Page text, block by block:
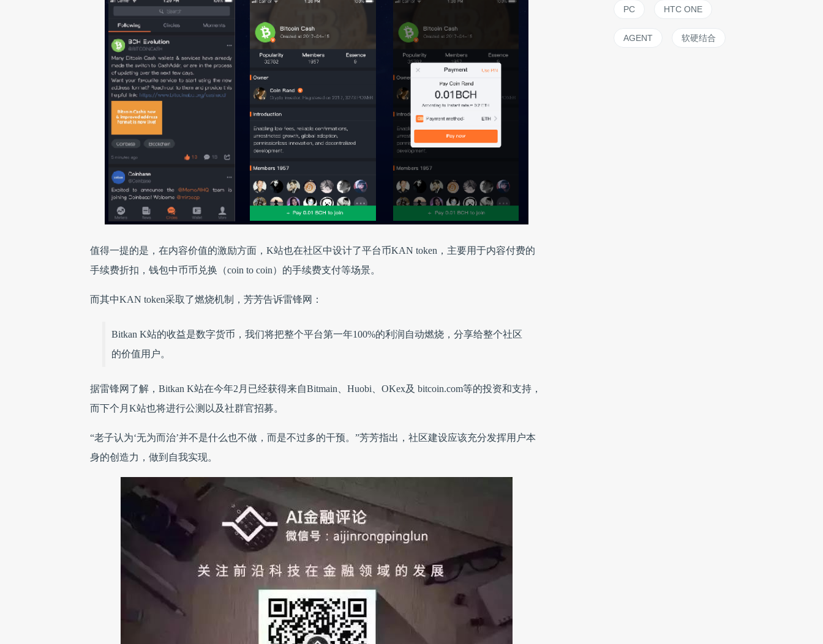
值得一提的是，在内容价值的激励方面，K站也在社区中设计了平台币KAN token，主要用于内容付费的
手续费折扣，钱包中币币兑换（coin to coin）的手续费支付等场景。
而其中KAN token采取了燃烧机制，芳芳告诉雷锋网：
Bitkan K站的收益是数字货币，我们将把整个平台第一年100%的利润自动燃烧，分享给整个社区
的价值用户。
据雷锋网了解，Bitkan K站在今年2月已经获得来自Bitmain、Huobi、OKex及 bitcoin.com等的投资和支持，
而下个月K站也将进行公测以及社群官招募。
“老子认为‘无为而治’并不是什么也不做，而是不过多的干预。”芳芳指出，社区建设应该充分发挥用户本
身的创造力，做到自我实现。
PC HTC ONE
AGENT 软硬结合